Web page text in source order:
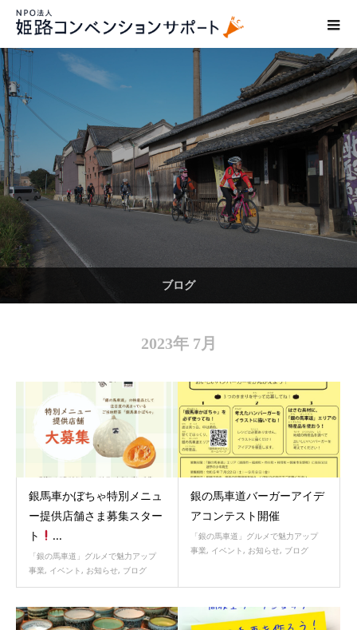
ブログ
2023年 7月
銀馬車かぼちゃ特別メニュ
ー提供店舗さま募集スター
ト
...
「銀の馬車道」グルメで魅力アップ
事業, イベント, お知らせ, ブログ
銀の馬車道バーガーアイデ
アコンテスト開催
「銀の馬車道」グルメで魅力アップ
事業, イベント, お知らせ, ブログ